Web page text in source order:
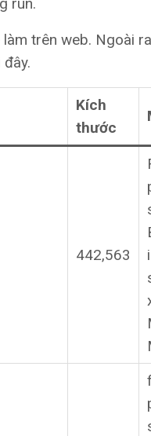
trên web. Ngoài
Kích
thước
442,563